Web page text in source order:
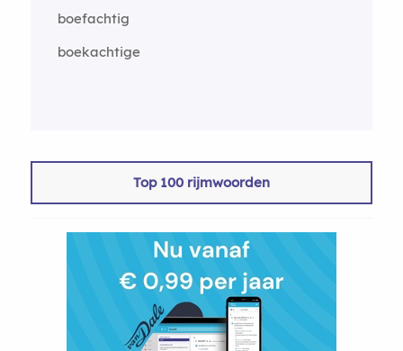
boefachtig
boekachtige
Top 100 rijmwoorden